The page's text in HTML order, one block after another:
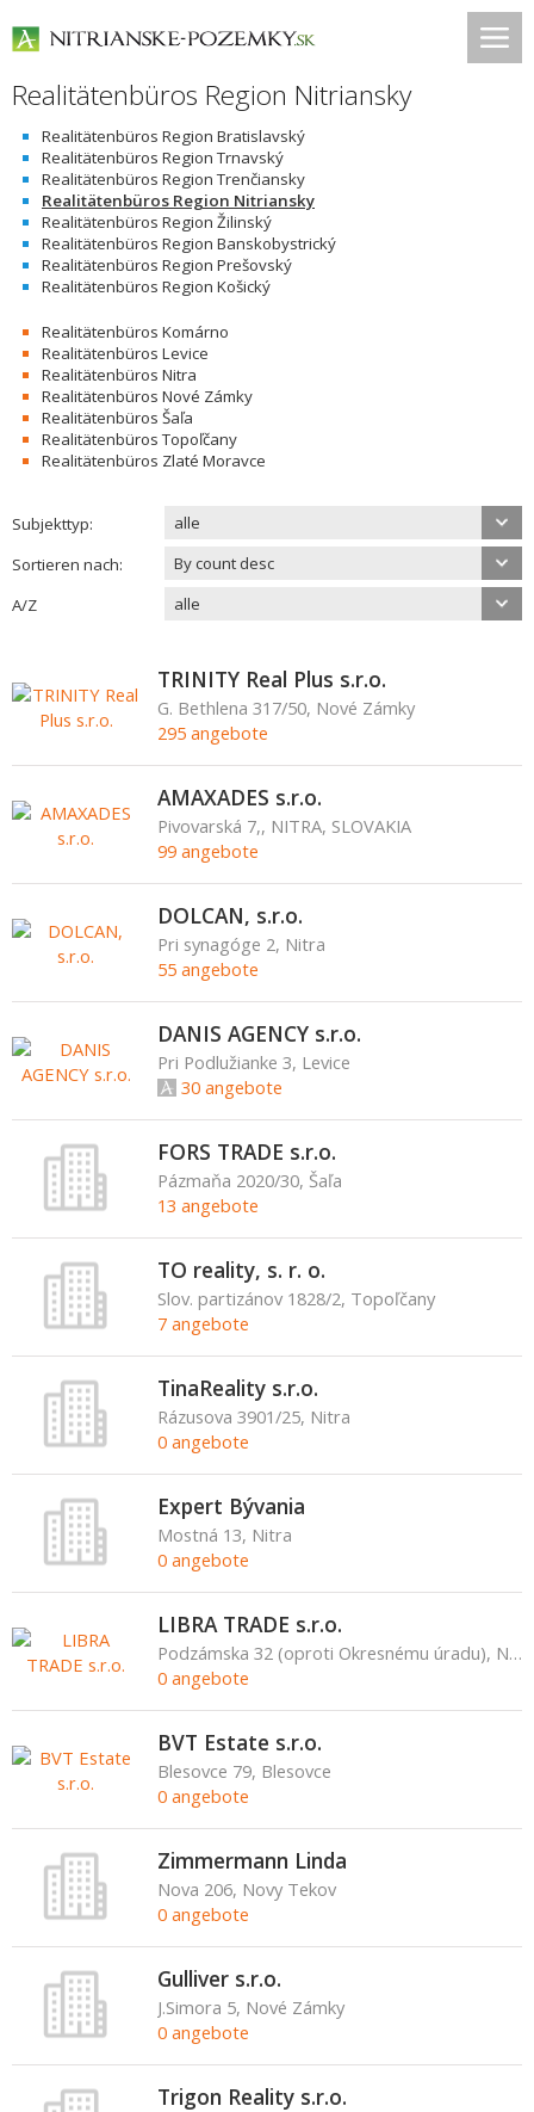
Realitätenbüros Region Nitriansky
Realitätenbüros Region Bratislavský
Realitätenbüros Region Trnavský
Realitätenbüros Region Trenčiansky
Realitätenbüros Region Nitriansky
Realitätenbüros Region Žilinský
Realitätenbüros Region Banskobystrický
Realitätenbüros Region Prešovský
Realitätenbüros Region Košický
Realitätenbüros Komárno
Realitätenbüros Levice
Realitätenbüros Nitra
Realitätenbüros Nové Zámky
Realitätenbüros Šaľa
Realitätenbüros Topoľčany
Realitätenbüros Zlaté Moravce
Subjekttyp:
alle
Sortieren nach:
By count desc
A/Z
alle
TRINITY Real Plus s.r.o.
G. Bethlena 317/50, Nové Zámky
295 angebote
AMAXADES s.r.o.
Pivovarská 7,, NITRA, SLOVAKIA
99 angebote
DOLCAN, s.r.o.
Pri synagóge 2, Nitra
55 angebote
DANIS AGENCY s.r.o.
Pri Podlužianke 3, Levice
30 angebote
FORS TRADE s.r.o.
Pázmaňa 2020/30, Šaľa
13 angebote
TO reality, s. r. o.
Slov. partizánov 1828/2, Topoľčany
7 angebote
TinaReality s.r.o.
Rázusova 3901/25, Nitra
0 angebote
Expert Bývania
Mostná 13, Nitra
0 angebote
LIBRA TRADE s.r.o.
Podzámska 32 (oproti Okresnému úradu), Nové Zámky
0 angebote
BVT Estate s.r.o.
Blesovce 79, Blesovce
0 angebote
Zimmermann Linda
Nova 206, Novy Tekov
0 angebote
Gulliver s.r.o.
J.Simora 5, Nové Zámky
0 angebote
Trigon Reality s.r.o.